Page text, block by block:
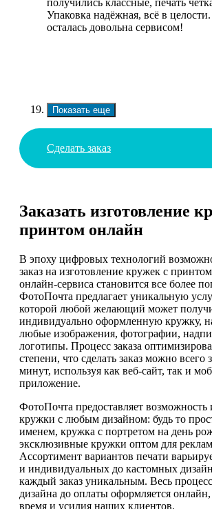
Упаковка надёжная, всё в
осталась довольна сервисом!
Показать еще
Сделать заказ
Заказать изготовление
принтом онлайн
В эпоху цифровых технологий
заказ на изготовление кружек с
онлайн-сервиса становится все более
ФотоПочта предлагает уникальную
которой любой желающий может
индивидуально оформленную кружку,
любые изображения, фотографии,
логотипы. Процесс заказа
степени, что сделать заказ можно всего
минут, используя как веб-сайт, так и
приложение.
ФотоПочта предоставляет возможность
кружки с любым дизайном: будь то
именем, кружка с портретом на день
эксклюзивные кружки оптом для
Ассортимент вариантов печати
и индивидуальных до кастомных
каждый заказ уникальным. Весь
дизайна до оплаты оформляется
время и усилия наших клиентов.